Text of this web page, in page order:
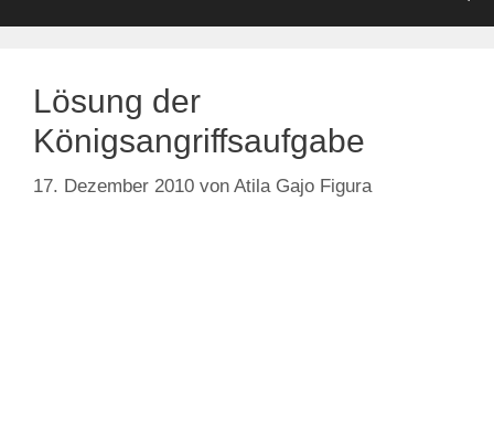
Lösung der
Königsangriffsaufgabe
17. Dezember 2010 von Atila Gajo Figura